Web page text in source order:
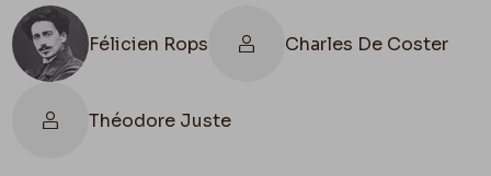
Félicien Rops Charles De Coster
Théodore Juste